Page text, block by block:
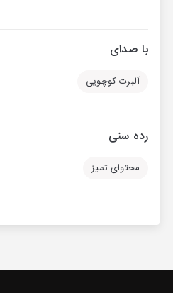
با صدای
آلبرت کوچویی
رده سنی
محتوای تمیز